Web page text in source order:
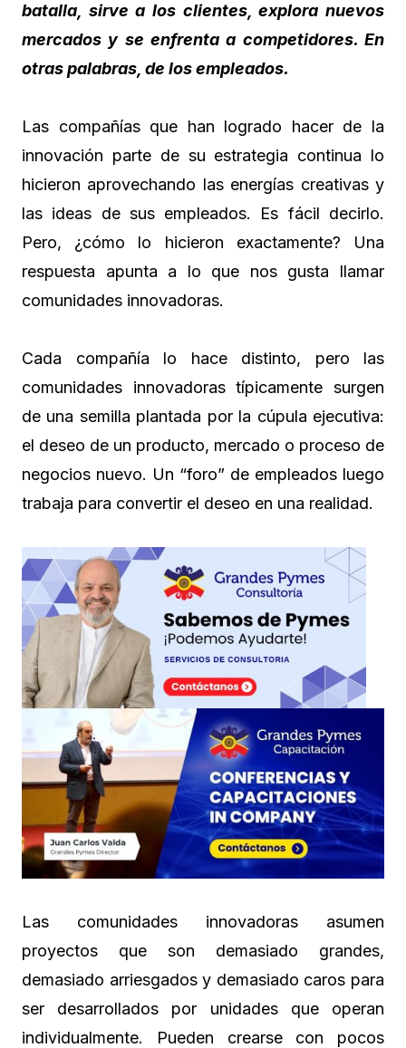
batalla, sirve a los clientes, explora nuevos
mercados y se enfrenta a competidores. En
otras palabras, de los empleados.
Las compañías que han logrado hacer de la
innovación parte de su estrategia continua lo
hicieron aprovechando las energías creativas y
las ideas de sus empleados. Es fácil decirlo.
Pero, ¿cómo lo hicieron exactamente? Una
respuesta apunta a lo que nos gusta llamar
comunidades innovadoras.
Cada compañía lo hace distinto, pero las
comunidades innovadoras típicamente surgen
de una semilla plantada por la cúpula ejecutiva:
el deseo de un producto, mercado o proceso de
negocios nuevo. Un “foro” de empleados luego
trabaja para convertir el deseo en una realidad.
Las comunidades innovadoras asumen
proyectos que son demasiado grandes,
demasiado arriesgados y demasiado caros para
ser desarrollados por unidades que operan
individualmente. Pueden crearse con pocos